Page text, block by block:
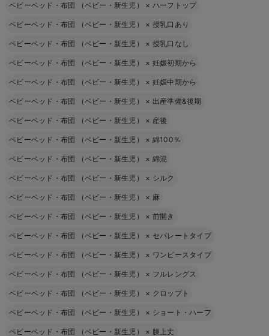
ベビーベッド・布団 （ベビー・新生児） × ハーフトップ
ベビーベッド・布団 （ベビー・新生児） × 授乳口あり
ベビーベッド・布団 （ベビー・新生児） × 授乳口なし
ベビーベッド・布団 （ベビー・新生児） × 妊娠初期から
ベビーベッド・布団 （ベビー・新生児） × 妊娠中期から
ベビーベッド・布団 （ベビー・新生児） × 出産準備&後期
ベビーベッド・布団 （ベビー・新生児） × 産後
ベビーベッド・布団 （ベビー・新生児） × 綿100％
ベビーベッド・布団 （ベビー・新生児） × 綿混
ベビーベッド・布団 （ベビー・新生児） × シルク
ベビーベッド・布団 （ベビー・新生児） × 麻
ベビーベッド・布団 （ベビー・新生児） × 前開き
ベビーベッド・布団 （ベビー・新生児） × セパレートタイプ
ベビーベッド・布団 （ベビー・新生児） × ワンピースタイプ
ベビーベッド・布団 （ベビー・新生児） × フルレングス
ベビーベッド・布団 （ベビー・新生児） × クロップト
ベビーベッド・布団 （ベビー・新生児） × ショート・ハーフ
ベビーベッド・布団 （ベビー・新生児） × 膝上丈